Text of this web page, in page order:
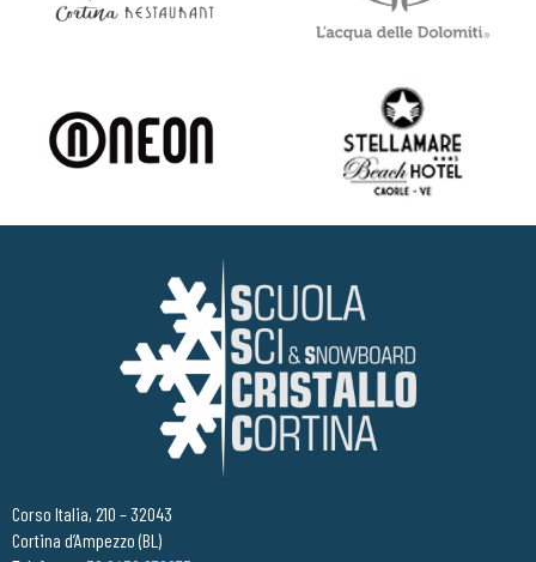
Corso Italia, 210 – 32043
Cortina d’Ampezzo (BL)